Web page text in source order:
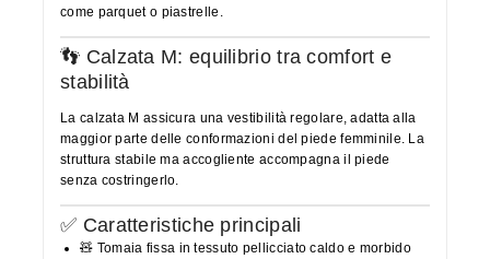
come parquet o piastrelle.
👣 Calzata M: equilibrio tra comfort e
stabilità
La calzata M assicura una vestibilità regolare, adatta alla
maggior parte delle conformazioni del piede femminile. La
struttura stabile ma accogliente accompagna il piede
senza costringerlo.
✅ Caratteristiche principali
🧸 Tomaia fissa in tessuto pellicciato caldo e morbido